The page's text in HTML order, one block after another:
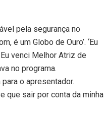
pela segurança no
é um Globo de Ouro’. ‘Eu
venci Melhor Atriz de
no programa.
o apresentador.
que sair por conta da minha